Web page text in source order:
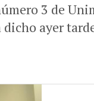
3 de
ayer